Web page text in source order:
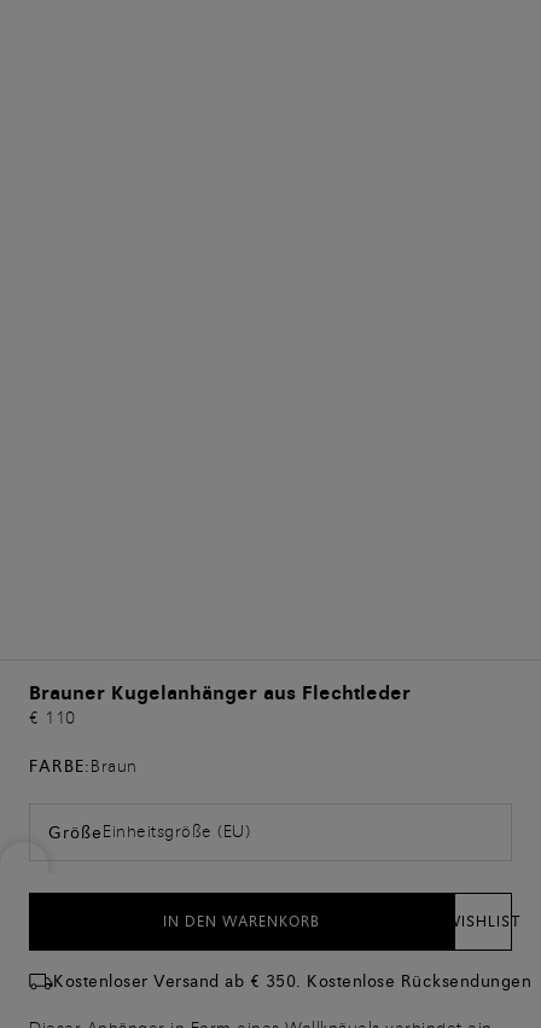
Brauner Kugelanhänger aus Flechtleder
€ 110
FARBE:Braun
GrößeEinheitsgröße (EU)
IN DEN WARENKORB WISHLIST
Kostenloser Versand ab € 350. Kostenlose Rücksendungen